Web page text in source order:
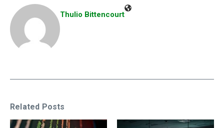
Thulio Bittencourt
Related Posts